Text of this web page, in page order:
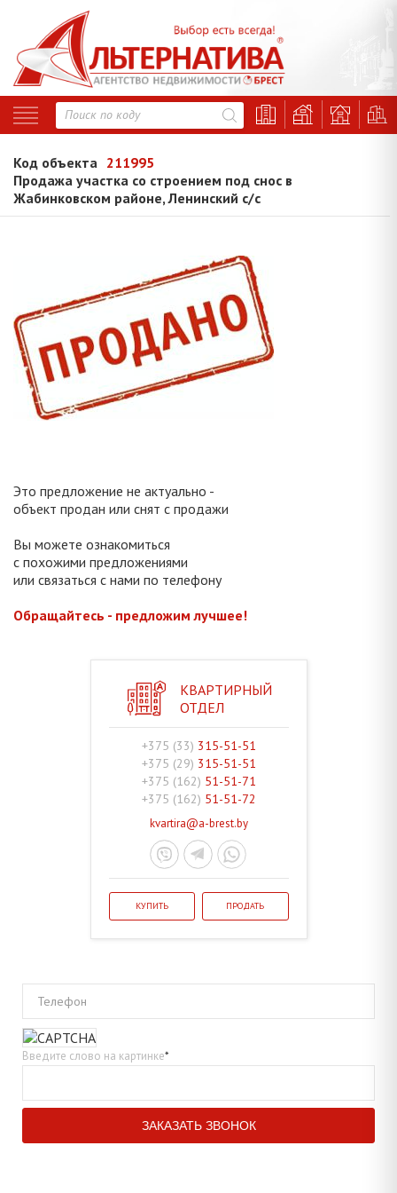
Код объекта 211995
Продажа участка со строением под снос в
Жабинковском районе, Ленинский с/с
Это предложение не актуально -
объект продан или снят с продажи
Вы можете ознакомиться
с похожими предложениями
или связаться с нами по телефону
Обращайтесь - предложим лучшее!
КВАРТИРНЫЙ
ОТДЕЛ
+375 (33) 315-51-51
+375 (29) 315-51-51
+375 (162) 51-51-71
+375 (162) 51-51-72
kvartira@a-brest.by
КУПИТЬ ПРОДАТЬ
Телефон
Введите слово на картинке*